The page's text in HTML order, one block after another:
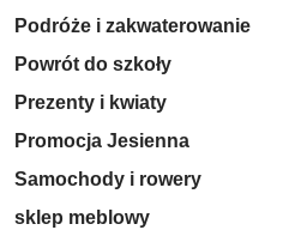
Podróże i zakwaterowanie
Powrót do szkoły
Prezenty i kwiaty
Promocja Jesienna
Samochody i rowery
sklep meblowy